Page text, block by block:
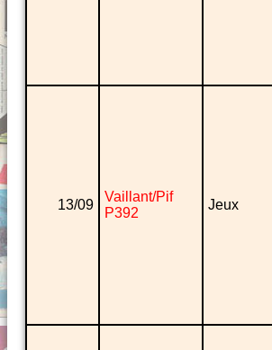
13/09
Vaillant/Pif
P392
Jeux